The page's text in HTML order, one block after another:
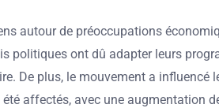
autour de préoccupations
politiques ont dû adapter leurs
De plus, le mouvement a influencé
affectés, avec une augmentation